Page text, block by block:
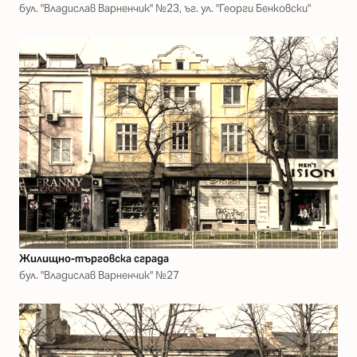
бул. "Владислав Варненчик" №23, ъг. ул. "Георги Бенковски"
Жилищно-търговска сграда
бул. "Владислав Варненчик" №27